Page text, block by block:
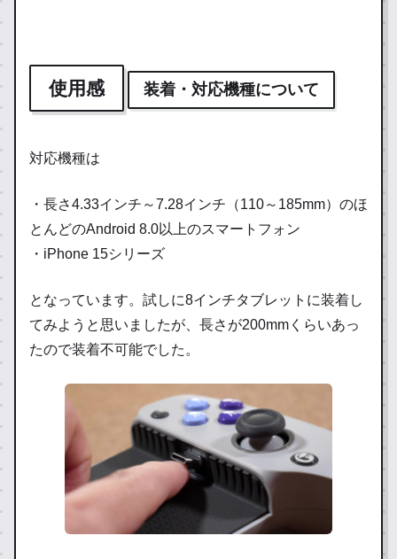
使用感 装着・対応機種について
対応機種は
・長さ4.33インチ～7.28インチ（110～185mm）のほ
とんどのAndroid 8.0以上のスマートフォン
・iPhone 15シリーズ
となっています。試しに8インチタブレットに装着し
てみようと思いましたが、長さが200mmくらいあっ
たので装着不可能でした。